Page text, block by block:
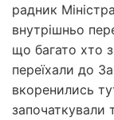
радник
внутрішньо
що багато хто
переїхали до
вкоренились
започаткували